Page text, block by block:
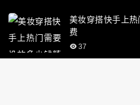
美妆穿搭快手上
费
37